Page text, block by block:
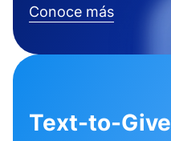
Conoce más
Text-to-Give